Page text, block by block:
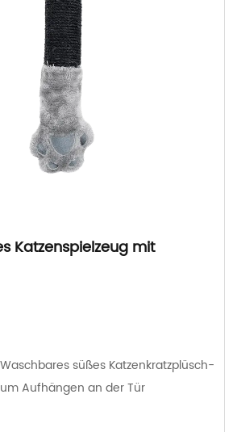
Katzenspielzeug mit
süßes Katzenkratzplüsch-
Aufhängen an der Tür